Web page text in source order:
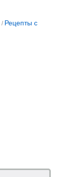
/ Рецепты с